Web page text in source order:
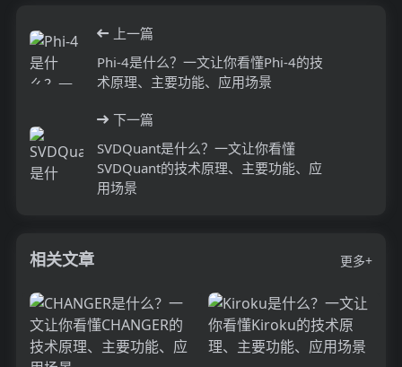
上一篇
Phi-4是什么？一文让你看懂Phi-4的技
术原理、主要功能、应用场景
下一篇
SVDQuant是什么？一文让你看懂
SVDQuant的技术原理、主要功能、应
用场景
相关文章 更多+